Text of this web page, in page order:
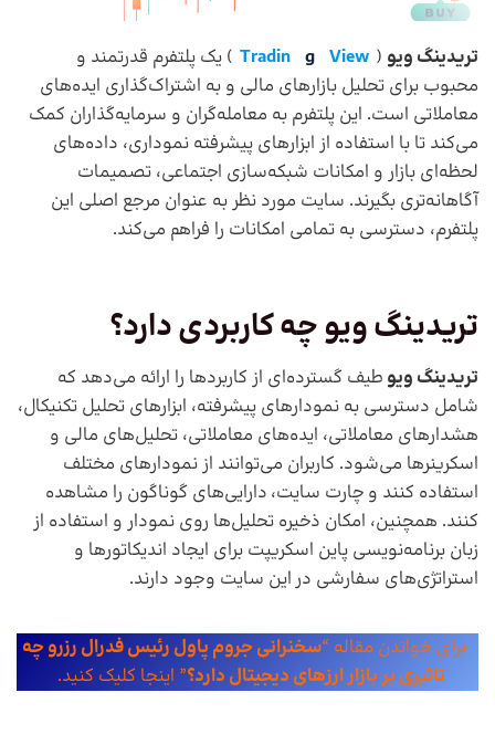
تریدینگ ویو (
Tradin g View
) یک پلتفرم قدرتمند و
محبوب برای تحلیل بازارهای مالی و به اشتراک‌گذاری ایده‌های
معاملاتی است. این پلتفرم به معامله‌گران و سرمایه‌گذاران کمک
می‌کند تا با استفاده از ابزارهای پیشرفته نموداری، داده‌های
لحظه‌ای بازار و امکانات شبکه‌سازی اجتماعی، تصمیمات
آگاهانه‌تری بگیرند. سایت مورد نظر به عنوان مرجع اصلی این
پلتفرم، دسترسی به تمامی امکانات را فراهم می‌کند.
تریدینگ ویوچه کاربردی دارد؟
تریدینگ ویو طیف گسترده‌ای از کاربردها را ارائه می‌دهد که
شامل دسترسی به نمودارهای پیشرفته، ابزارهای تحلیل تکنیکال،
هشدارهای معاملاتی، ایده‌های معاملاتی، تحلیل‌های مالی و
اسکرینرها می‌شود. کاربران می‌توانند از نمودارهای مختلف
استفاده کنند و چارت سایت، دارایی‌های گوناگون را مشاهده
کنند. همچنین، امکان ذخیره تحلیل‌ها روی نمودار و استفاده از
زبان برنامه‌نویسی پاین اسکریپت برای ایجاد اندیکاتورها و
استراتژی‌های سفارشی در این سایت وجود دارند.
برای خواندن مقاله “سخنرانی جروم پاول رئیس فدرال رزرو چه
تاثیری بر بازار ارزهای دیجیتال دارد؟” اینجا کلیک کنید.